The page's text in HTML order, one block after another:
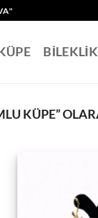
BİLEKLİK
KÜPE”